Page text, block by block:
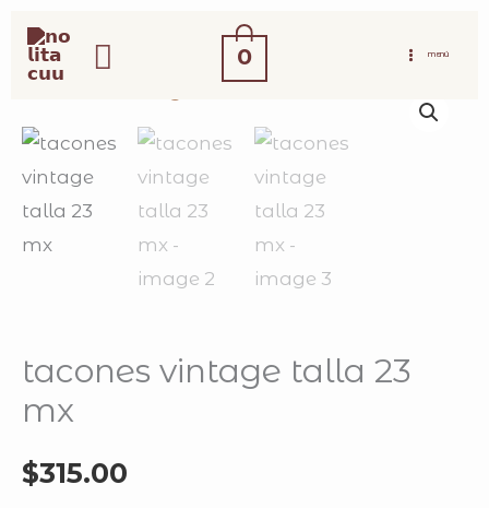
contenido
buscar 0 MENÚ
tacones vintage talla 23
mx
$315.00
vintage